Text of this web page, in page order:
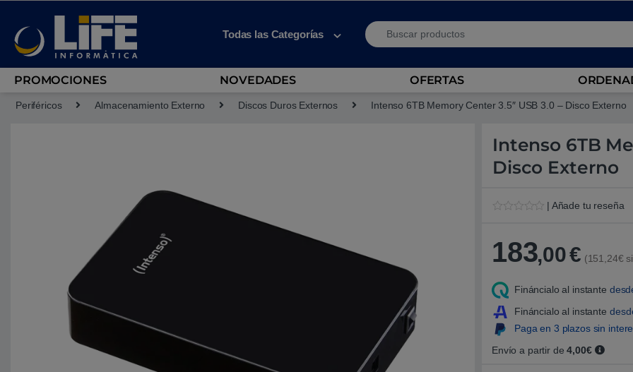
Todas las Categorías
Search for:
PROMOCIONES NOVEDADES OFERTAS
Periféricos Almacenamiento Externo Discos Duros Externos Intenso 6TB Memory Center 3.5″ USB 3.0 – Disco Externo
Intenso 6TB
Disco Externo
o
r
o
5
0
0
s
o
| Añade tu reseña
183,00€ (151,24€
Fináncialo al instante
Fináncialo al instante
Paga en 3 plazos sin
Envío a partir de4,00€